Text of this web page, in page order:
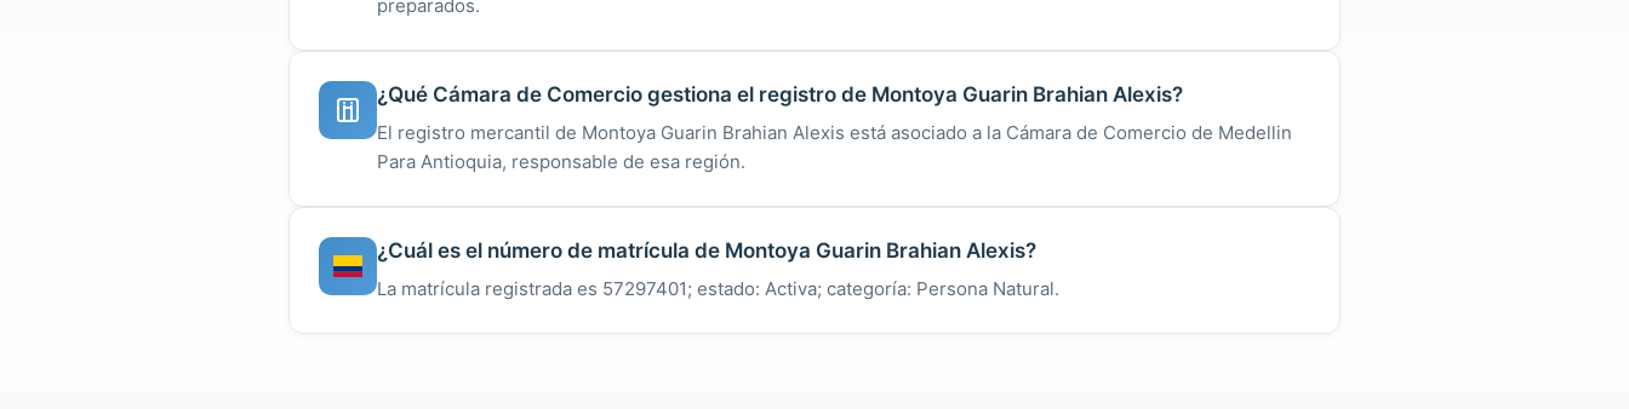
preparados.
¿Qué Cámara de Comercio gestiona el registro de Montoya Guarin Brahian Alexis?
El registro mercantil de Montoya Guarin Brahian Alexis está asociado a la Cámara de Comercio de Medellin
Para Antioquia, responsable de esa región.
¿Cuál es el número de matrícula de Montoya Guarin Brahian Alexis?
La matrícula registrada es 57297401; estado: Activa; categoría: Persona Natural.